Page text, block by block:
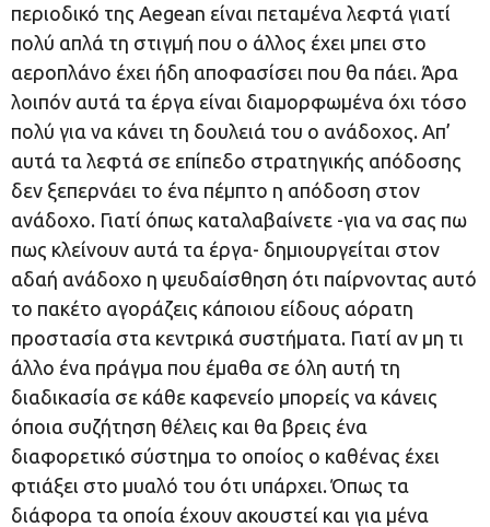
περιοδικό της Aegean είναι πεταμένα λεφτά γιατί
πολύ απλά τη στιγμή που ο άλλος έχει μπει στο
αεροπλάνο έχει ήδη αποφασίσει που θα πάει. Άρα
λοιπόν αυτά τα έργα είναι διαμορφωμένα όχι τόσο
πολύ για να κάνει τη δουλειά του ο ανάδοχος. Απ’
αυτά τα λεφτά σε επίπεδο στρατηγικής απόδοσης
δεν ξεπερνάει το ένα πέμπτο η απόδοση στον
ανάδοχο. Γιατί όπως καταλαβαίνετε -για να σας πω
πως κλείνουν αυτά τα έργα- δημιουργείται στον
αδαή ανάδοχο η ψευδαίσθηση ότι παίρνοντας αυτό
το πακέτο αγοράζεις κάποιου είδους αόρατη
προστασία στα κεντρικά συστήματα. Γιατί αν μη τι
άλλο ένα πράγμα που έμαθα σε όλη αυτή τη
διαδικασία σε κάθε καφενείο μπορείς να κάνεις
όποια συζήτηση θέλεις και θα βρεις ένα
διαφορετικό σύστημα το οποίος ο καθένας έχει
φτιάξει στο μυαλό του ότι υπάρχει. Όπως τα
διάφορα τα οποία έχουν ακουστεί και για μένα